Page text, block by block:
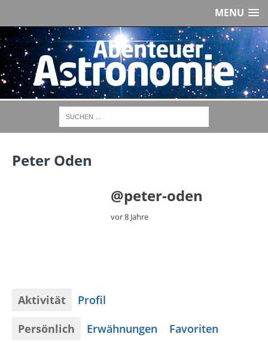
MENU
Peter Oden
@peter-oden
vor 8 Jahre
Aktivität
Profil
Persönlich
Erwähnungen
Favoriten